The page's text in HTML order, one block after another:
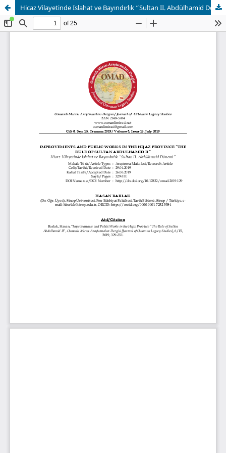
Hicaz Vilayetinde Islahat ve Bayındırlık “Sultan II. Abdülhamid Dönemi